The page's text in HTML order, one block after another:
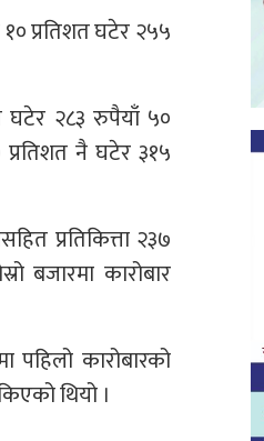
प्रतिशत घटेर २५५
घटेर २८३ रुपैयाँ ५०
नै घटेर ३१५
प्रतिकित्ता २३७
बजारमा कारोबार
कारोबारको
थियो ।